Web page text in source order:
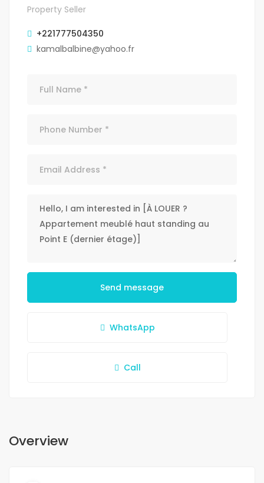
Property Seller
+221777504350
kamalbalbine@yahoo.fr
Send message
WhatsApp
Call
Overview